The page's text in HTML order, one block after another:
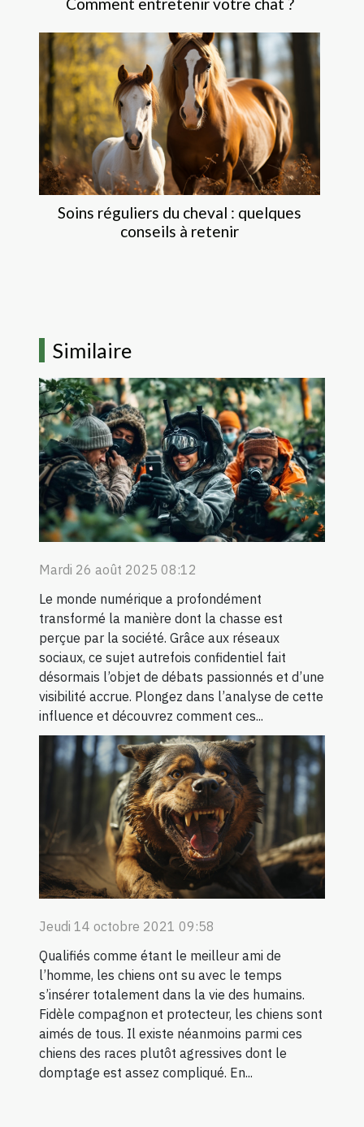
Comment entretenir votre chat ?
Soins réguliers du cheval : quelques
conseils à retenir
Similaire
Mardi 26 août 2025 08:12
Le monde numérique a profondément
transformé la manière dont la chasse est
perçue par la société. Grâce aux réseaux
sociaux, ce sujet autrefois confidentiel fait
désormais l’objet de débats passionnés et d’une
visibilité accrue. Plongez dans l’analyse de cette
influence et découvrez comment ces...
Jeudi 14 octobre 2021 09:58
Qualifiés comme étant le meilleur ami de
l’homme, les chiens ont su avec le temps
s’insérer totalement dans la vie des humains.
Fidèle compagnon et protecteur, les chiens sont
aimés de tous. Il existe néanmoins parmi ces
chiens des races plutôt agressives dont le
domptage est assez compliqué. En...